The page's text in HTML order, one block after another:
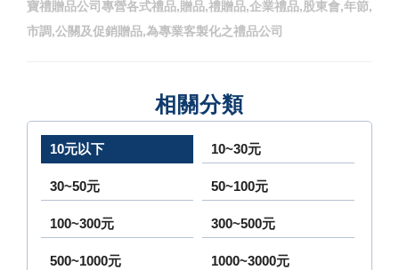
寶禮贈品公司專營各式禮品,贈品,禮贈品,企業禮品,股東會,年節,
市調,公關及促銷贈品,為專業客製化之禮品公司
相關分類
10元以下 10~30元
30~50元 50~100元
100~300元 300~500元
500~1000元 1000~3000元